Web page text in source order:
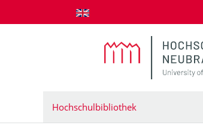
zum Inhalt springen
Hochschulbibliothek